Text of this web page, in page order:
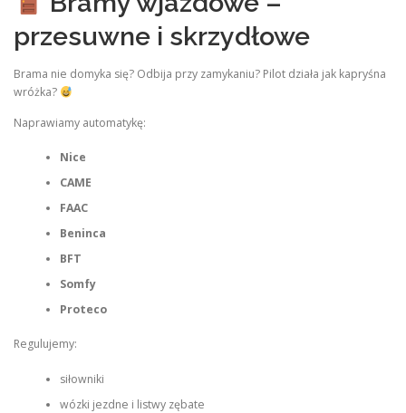
przesuwne i skrzydłowe
Brama nie domyka się? Odbija przy zamykaniu? Pilot działa jak kapryśna
wróżka?
Naprawiamy automatykę:
Nice
CAME
FAAC
Beninca
BFT
Somfy
Proteco
Regulujemy:
siłowniki
wózki jezdne i listwy zębate